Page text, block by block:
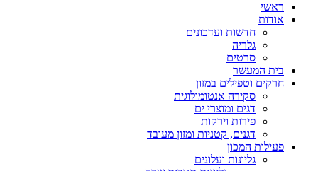
ראשי
אודות
חדשות ועדכונים
גלריה
סרטים
בית המעשר
חרקים וטפילים במזון
סקירה אנטומולוגית
דגים ומוצרי ים
פירות וירקות
דגנים, קטניות ומזון מעובד
פעילות המכון
גליונות ועלונים